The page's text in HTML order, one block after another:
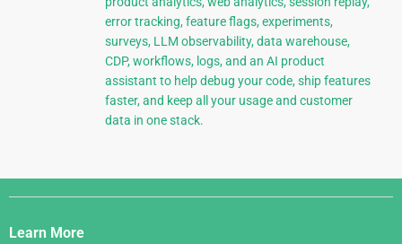
error tracking, feature flags, experiments,
surveys, LLM observability, data warehouse,
CDP, workflows, logs, and an AI product
assistant to help debug your code, ship features
faster, and keep all your usage and customer
data in one stack.
Django
Links
Learn More